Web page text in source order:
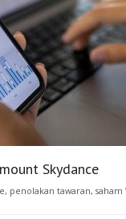
Skydance
, penolakan tawaran, saham